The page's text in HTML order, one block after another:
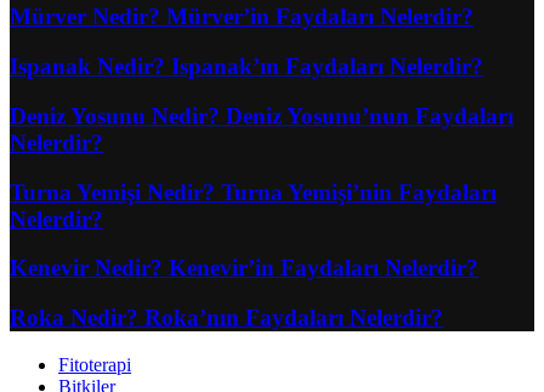
Mürver Nedir? Mürver’in Faydaları Nelerdir?
Ispanak Nedir? Ispanak’ın Faydaları Nelerdir?
Deniz Yosunu Nedir? Deniz Yosunu’nun Faydaları
Nelerdir?
Turna Yemişi Nedir? Turna Yemişi’nin Faydaları
Nelerdir?
Kenevir Nedir? Kenevir’in Faydaları Nelerdir?
Roka Nedir? Roka’nın Faydaları Nelerdir?
Fitoterapi
Bitkiler